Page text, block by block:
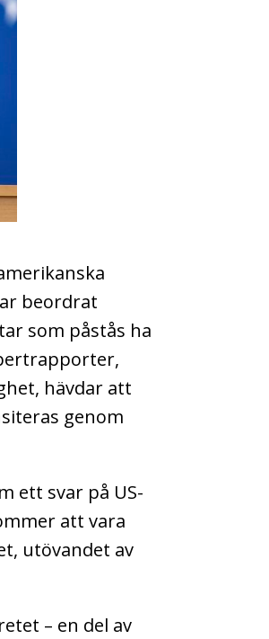
beordrat
som påstås ha
hävdar att
genom
ett svar på US-
att vara
utövandet av
– en del av